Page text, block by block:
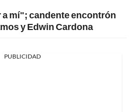
a mí"; candente encontrón
y Edwin Cardona
PUBLICIDAD